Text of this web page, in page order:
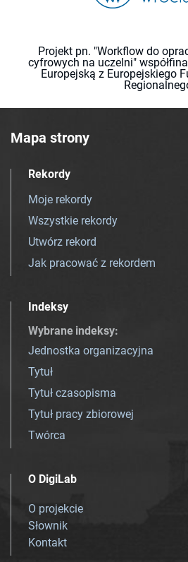
Projekt pn. "Workflow do
cyfrowych na uczelni"
Europejską z Europejskiego
Mapa strony
Rekordy
Moje rekordy
Wszystkie rekordy
Utwórz rekord
Jak pracować z rekordem
Indeksy
Wybrane indeksy:
Jednostka organizacyjna
Tytuł
Tytuł czasopisma
Tytuł pracy zbiorowej
Twórca
O DigiLab
O projekcie
Słownik
Kontakt